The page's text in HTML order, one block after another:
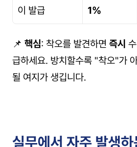
이 발급
1%
📌 핵심: 착오를 발견하면 즉시
급하세요. 방치할수록 "착오"가
될 여지가 생깁니다.
실무에서 자주 발생